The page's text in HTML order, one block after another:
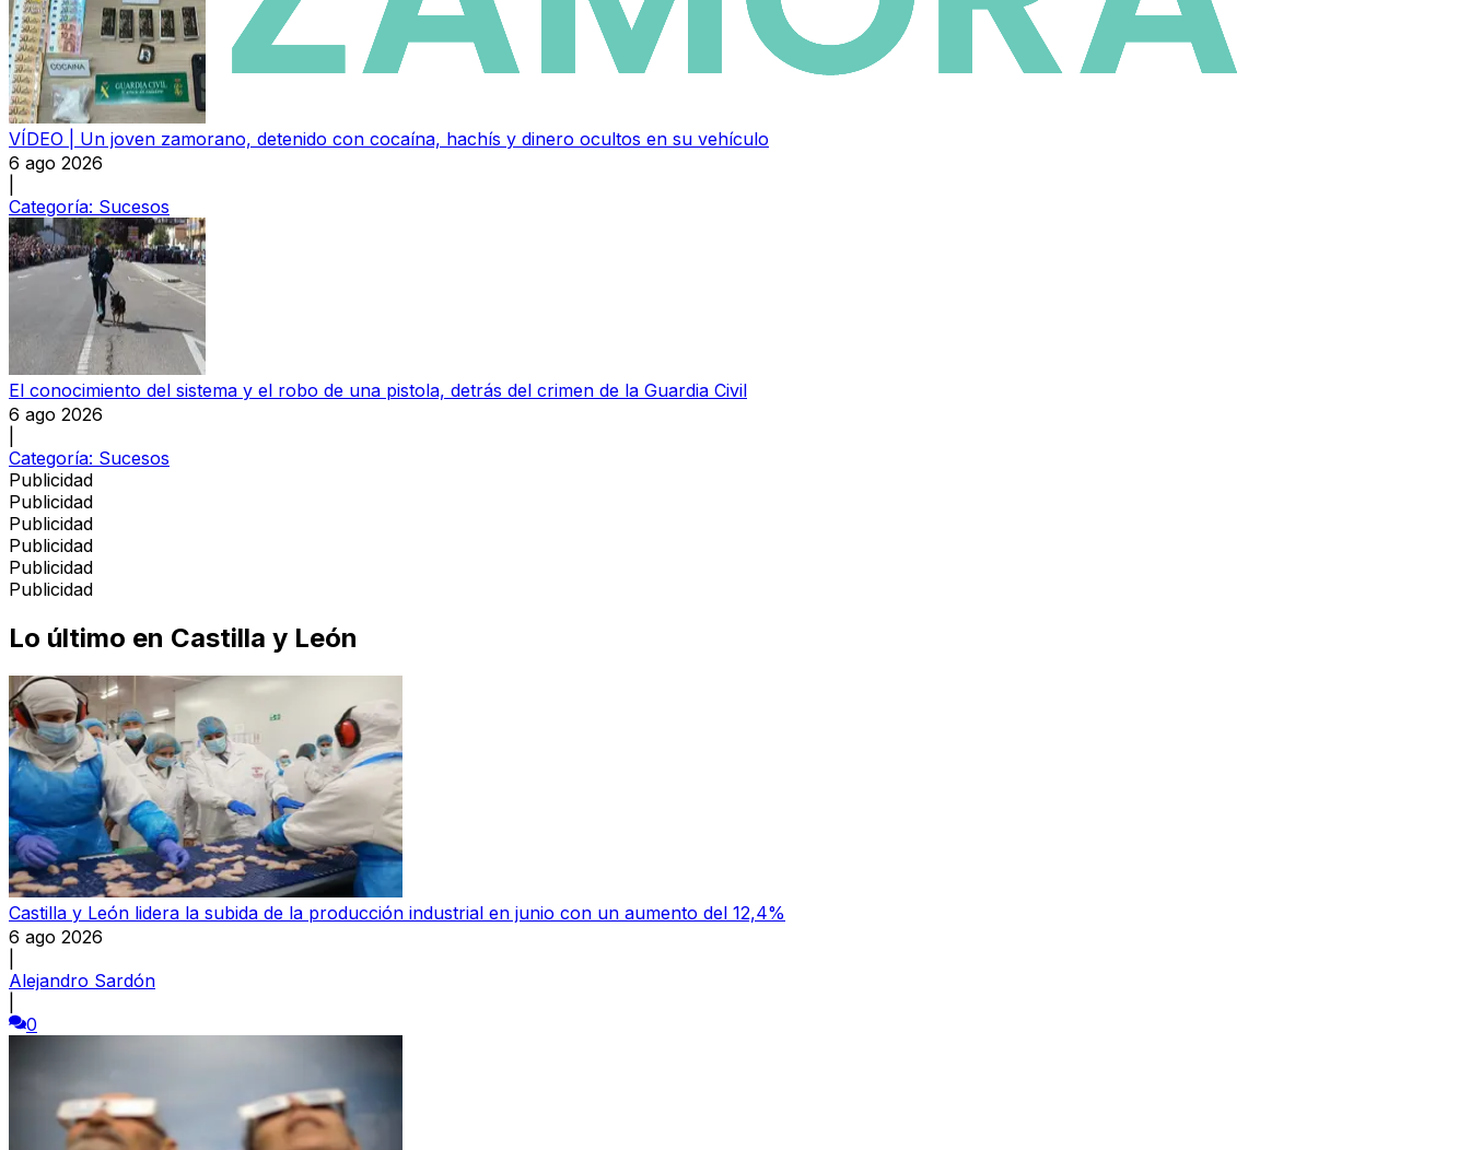
VÍDEO | Un joven zamorano, detenido con cocaína, hachís y dinero ocultos en su vehículo
6 ago 2026
Categoría: Sucesos
El conocimiento del sistema y el robo de una pistola, detrás del crimen de la Guardia Civil
6 ago 2026
Categoría: Sucesos
Publicidad
Publicidad
Publicidad
Publicidad
Publicidad
Publicidad
Lo último en Castilla y León
Castilla y León lidera la subida de la producción industrial en junio con un aumento del 12,4%
6 ago 2026
Alejandro Sardón
0